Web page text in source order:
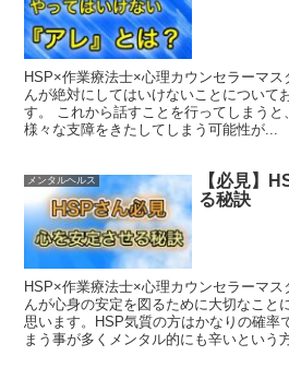
HSP×作業療法士×心理カウンセラーマス
んが絶対にしてはいけないことについて
す。 これから話すことを行ってしまう
様々な支障をきたしてしまう可能性が...
メンタルヘルス
【必見】
る秘訣
HSP×作業療法士×心理カウンセラーマス
んが心身の安定を図るために大切なこと
思います。HSP気質の方はかなりの確率
まう事が多くメンタル的にも辛いという